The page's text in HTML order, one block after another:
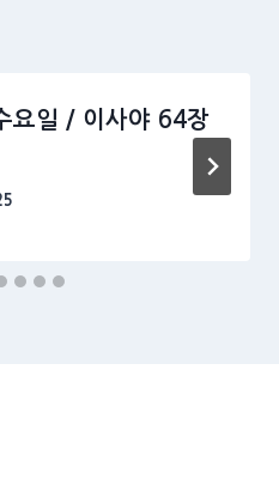
요일 / 이사야 64장